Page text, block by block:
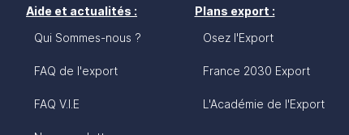
Aide et actualités :
Qui Sommes-nous ?
FAQ de l'export
FAQ V.I.E
Plans export :
Osez l'Export
France 2030 Export
L'Académie de l'Export